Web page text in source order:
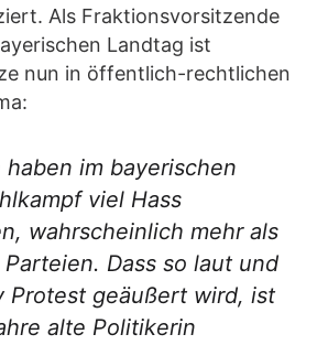
Als Fraktionsvorsitzende
Landtag ist
nun in öffentlich-rechtlichen
haben im bayerischen
viel Hass
wahrscheinlich mehr als
Dass so laut und
Protest geäußert wird, ist
alte Politikerin